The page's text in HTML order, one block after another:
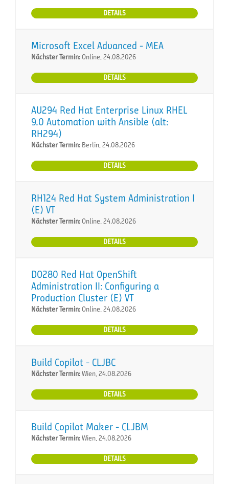
DETAILS
Microsoft Excel Advanced - MEA
Nächster Termin:Online, 24.08.2026
DETAILS
AU294 Red Hat Enterprise Linux RHEL
9.0 Automation with Ansible (alt:
RH294)
Nächster Termin: Berlin, 24.08.2026
DETAILS
RH124 Red Hat System Administration I
(E) VT
Nächster Termin:Online, 24.08.2026
DETAILS
DO280 Red Hat OpenShift
Administration II: Configuring a
Production Cluster (E) VT
Nächster Termin:Online, 24.08.2026
DETAILS
Build Copilot - CLJBC
Nächster Termin:Wien, 24.08.2026
DETAILS
Build Copilot Maker - CLJBM
Nächster Termin:Wien, 24.08.2026
DETAILS